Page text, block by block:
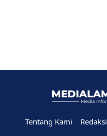
Tentang Kami Redaksi